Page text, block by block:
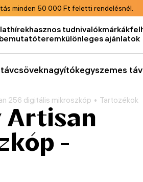
minden 50 000 Ft feletti rendelésnél.
hírekhasznos tudnivalókmárkák
bemutatóteremkülönleges ajánlatok
nagyítókegyszemes
256 digitális mikroszkóp Tartozékok
Artisan
-